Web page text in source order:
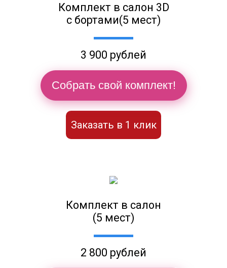
Комплект в салон 3D
с бортами(5 мест)
3 900 рублей
Собрать свой комплект!
Заказать в 1 клик
Комплект в салон
(5 мест)
2 800 рублей